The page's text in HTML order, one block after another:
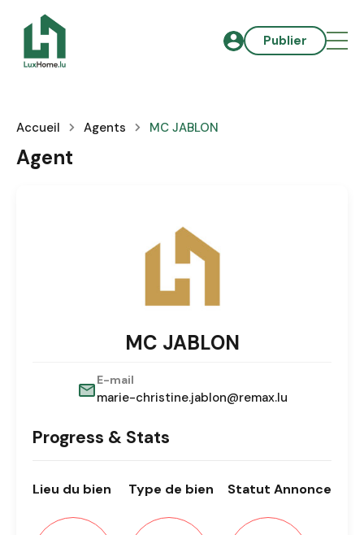
Publier
Accueil Agents MC JABLON
Agent
MC JABLON
E-mail
marie-christine.jablon@remax.lu
Progress & Stats
Lieu du bien Type de bien Statut Annonce